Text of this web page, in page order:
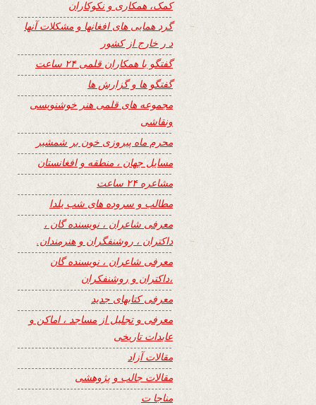
کمک، همکاری و نکوکاران
گرد همایی های افغانها و مشکلات آنها
د ر خارج از کشور
گفتگو با همکاران قلمی ۲۴ ساعت
گفتگو ها و گزارش ها
مجموعه های قلمی هنر خوشنویسی
ونقاشی
محرم ماه پیروزی خون بر شمشیر
مسایل جهان ، منطقه و افغانستان
مشاعره ۲۴ ساعت
مطالب و سروده های شب یلدا
معرفی شاعران ، نویسنده گان ،
داکتران ، روشنفگران و هنرمندان.
معرفی شاعران ، نویسنده گان
،داکتران و روشنفکران
معرفی کتابهای جدید
معرفی و تجلیل از مساجد ، اماکن و
عابدات تاریخی
مقالات آزاد
مقالات جالب و پژوهشی
مناجا ت